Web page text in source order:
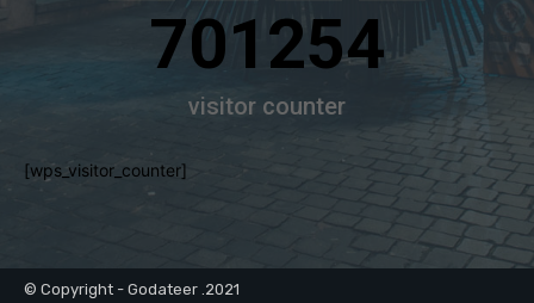
701254
visitor counter
[wps_visitor_counter]
© Copyright - Godateer .2021